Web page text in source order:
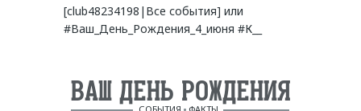
[club48234198|Все события] или
#Ваш_День_Рождения_4_июня #К__
ВАШ ДЕНЬ РОЖДЕНИЯ